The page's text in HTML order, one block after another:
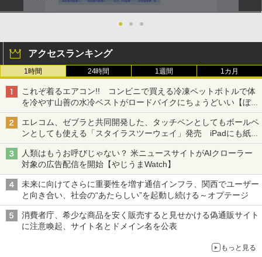
● ● ●
アクセスランキング
1時間 24時間 1週間 1カ月
これぞ着るエアコン!! コンビニで買える冷凍ペットボトルで体
を冷やす山善の水冷ベストがロードバイクにちょうどいい【ぼっ
ち・ざ・ろーど！その14】【空いた時間でなにしてる？】
エレコム、ゼブラと共同開発した、タッチペンとしてもボールペ
ンとしても使える「スタイラスツーウェイ」発売 iPadにも紙に
も、持ち替えずに書き込める
人類はもうお呼びじゃない？ 米ニュースサイトがAIクローラー
対象の広告配信を開始【やじうまWatch】
未来に向けてさらに重要性を増す通信インフラ、関西でユーザー
と向き合い、社会の“あたらしい”を起動し続ける～オプテージ
消費者庁、希少な商品を安く販売すると見せかける偽通販サイト
に注意喚起、サイト名とドメイン名を公表
もっと見る